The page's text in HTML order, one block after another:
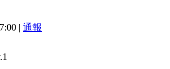
| 通報